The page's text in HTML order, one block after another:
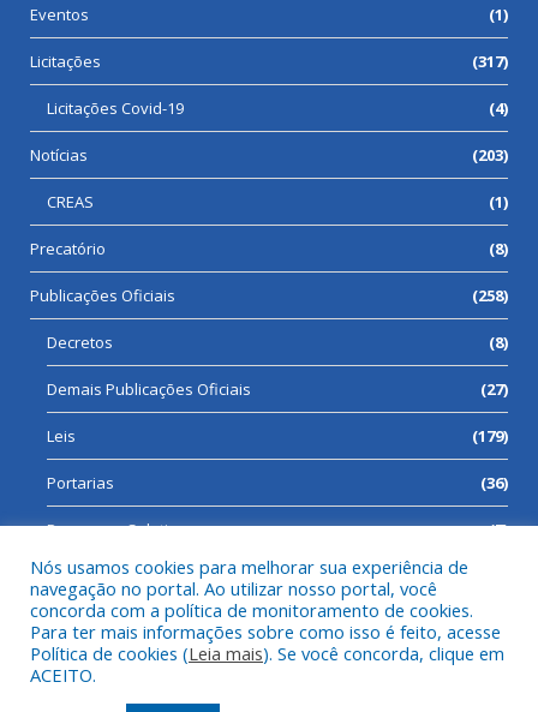
Eventos (1)
Licitações (317)
Licitações Covid-19 (4)
Notícias (203)
CREAS (1)
Precatório (8)
Publicações Oficiais (258)
Decretos (8)
Demais Publicações Oficiais (27)
Leis (179)
Portarias (36)
Processos Seletivos (7)
Todos os direitos reservados a Prefeitura Municipal de Cumaru
do Norte.
Nós usamos cookies para melhorar sua experiência de
navegação no portal. Ao utilizar nosso portal, você
concorda com a política de monitoramento de cookies.
Para ter mais informações sobre como isso é feito, acesse
Política de cookies (Leia mais). Se você concorda, clique em
ACEITO.